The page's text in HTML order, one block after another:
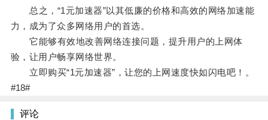
总之，“1元加速器”以其低廉的价格和高效的网络加速能
力，成为了众多网络用户的首选。
它能够有效地改善网络连接问题，提升用户的上网体
验，让用户畅享网络世界。
立即购买“1元加速器”，让您的上网速度快如闪电吧！。
#18#
评论